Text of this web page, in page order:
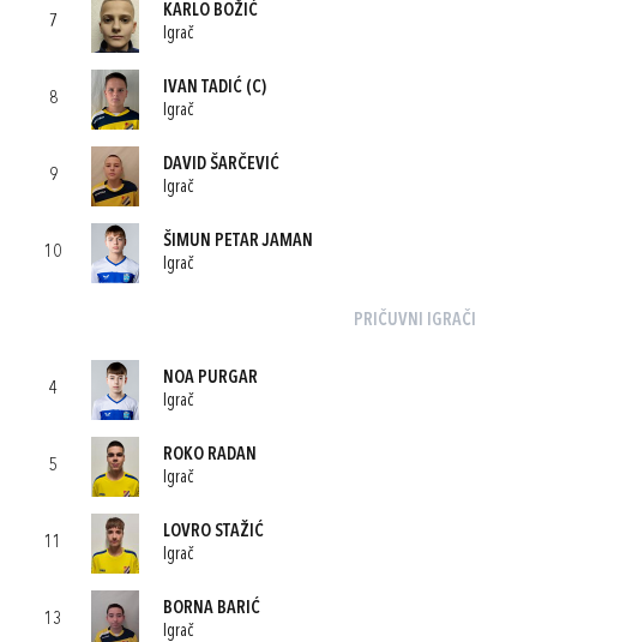
7
KARLO BOŽIĆ
Igrač
8
IVAN TADIĆ (C)
Igrač
9
DAVID ŠARČEVIĆ
Igrač
10
ŠIMUN PETAR JAMAN
Igrač
PRIČUVNI IGRAČI
4
NOA PURGAR
Igrač
5
ROKO RADAN
Igrač
11
LOVRO STAŽIĆ
Igrač
13
BORNA BARIĆ
Igrač